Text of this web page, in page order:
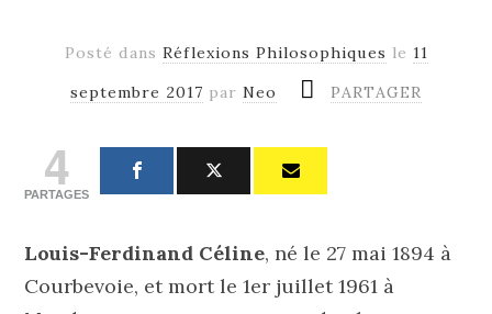
Posté dans Réflexions Philosophiques le 11
septembre 2017 parNeo PARTAGER
4
PARTAGES
Louis-Ferdinand Céline, né le 27 mai 1894 à
Courbevoie, et mort le 1er juillet 1961 à